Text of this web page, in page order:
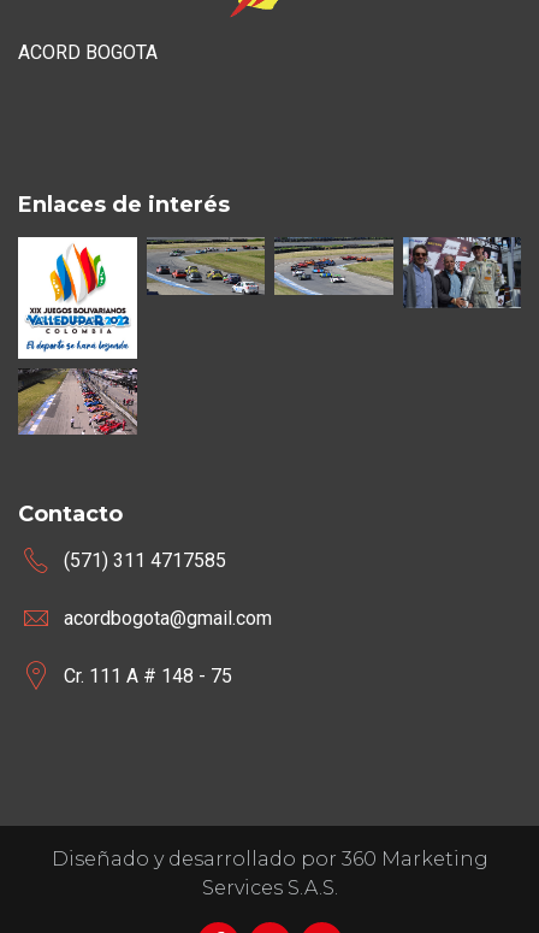
ACORD BOGOTA
Enlaces de interés
Contacto
(571) 311 4717585
acordbogota@gmail.com
Cr. 111 A # 148 - 75
Diseñado y desarrollado por 360 Marketing
Services S.A.S.